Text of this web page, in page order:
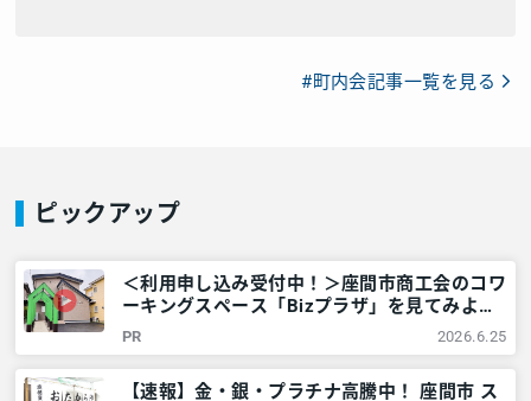
#町内会記事一覧を見る
ピックアップ
＜利用申し込み受付中！＞座間市商工会のコワ
ーキングスペース「Bizプラザ」を見てみよ
う！ – 神奈川・東京多摩のご近所情報 – レア
リア
PR 2026.6.25
【速報】金・銀・プラチナ高騰中！ 座間市 ス